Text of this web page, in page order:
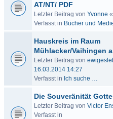
AT/NT/ PDF
Letzter Beitrag von Yvonne «
Verfasst in Bücher und
Hauskreis im Raum
Mühlacker/Vaihingen
Letzter Beitrag von
16.03.2014 14:27
Verfasst in Ich suche …
Die Souveränität
Letzter Beitrag von Victor
Verfasst in